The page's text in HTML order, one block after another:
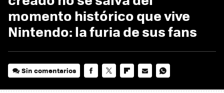
momento histórico que vive
Nintendo: la furia de sus fans
Sin comentarios